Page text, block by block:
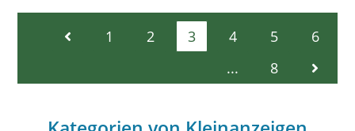
1 2 3 4 5
6
...
8